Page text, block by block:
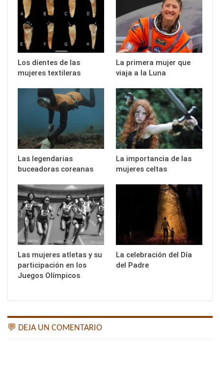
Los dientes de las
mujeres textileras
La primera mujer que
viaja a la Luna
Las legendarias
buceadoras coreanas
La importancia de las
mujeres celtas
Las mujeres atletas y su
participación en los
Juegos Olímpicos
La celebración del Día
del Padre
💬 DEJA UN COMENTARIO